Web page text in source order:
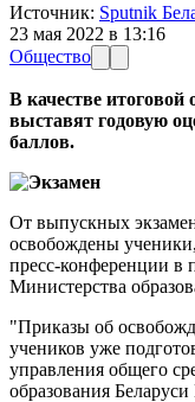
Источник: Sputnik
23 мая 2022 в 13:16
Общество
В качестве
выставят годовую
баллов.
От выпускных
освобождены
пресс-конференции в
Министерства
"Приказы об
учеников уже
управления общего
образования